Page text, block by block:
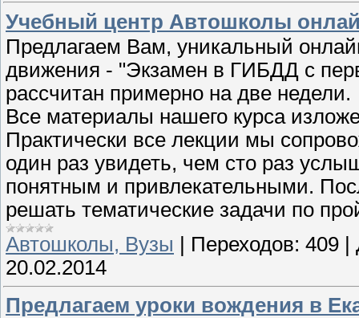
Учебный центр Автошколы
Предлагаем Вам, уникальный
движения - "Экзамен в ГИБДД с
рассчитан примерно на две недели.
Все материалы нашего курса
Практически все лекции мы
один раз увидеть, чем сто раз
понятным и привлекательными.
решать тематические задачи по
Автошколы, Вузы
Переходов: 409
20.02.2014
Предлагаем уроки вождения в